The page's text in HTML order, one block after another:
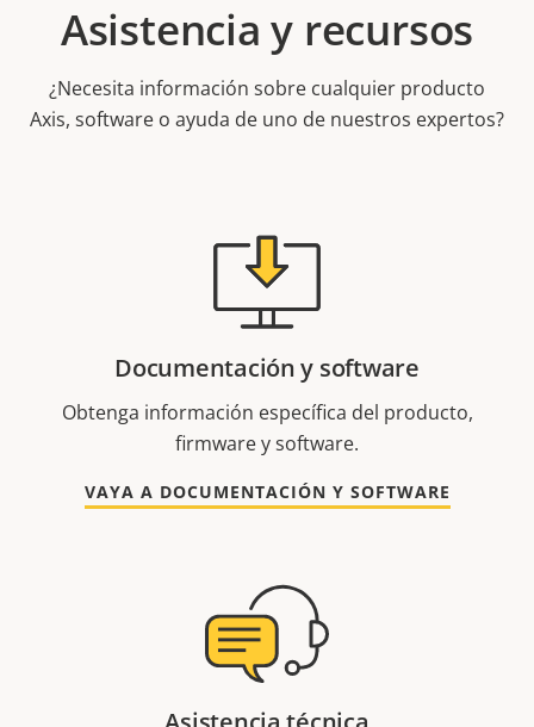
Asistencia y recursos
¿Necesita información sobre cualquier producto
Axis, software o ayuda de uno de nuestros expertos?
Documentación y software
Obtenga información específica del producto,
firmware y software.
VAYA A DOCUMENTACIÓN Y SOFTWARE